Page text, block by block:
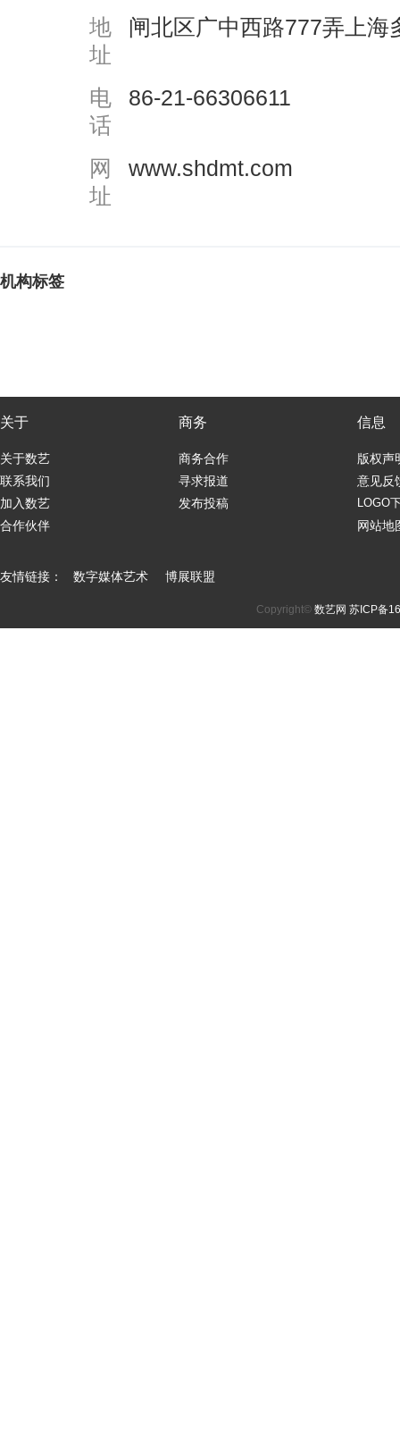
地
址
闸北区广中西路777弄上
电
话
86-21-66306611
网
址
www.shdmt.com
机构标签
关于
关于数艺
联系我们
加入数艺
合作伙伴
商务
商务合作
寻求报道
发布投稿
信息
版权声
意见反
LOGO
网站地
友情链接： 数字媒体艺术 博展联盟
Copyright© 数艺网 苏ICP备